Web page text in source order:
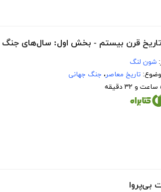
قرن بیستم - بخش اول: سال‌های جنگ
شون لنگ
تاریخ معاصر، جنگ جهانی
بی‌پروا